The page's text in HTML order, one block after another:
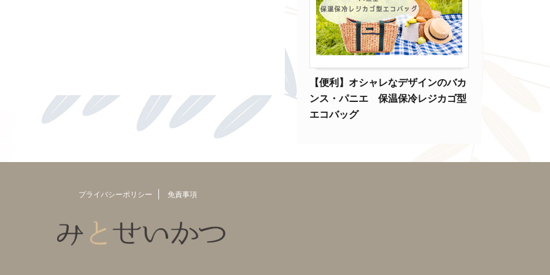
【便利】オシャレなデザインのバカ
ンス・パニエ 保温保冷レジカゴ型
エコバッグ
プライバシーポリシー 免責事項